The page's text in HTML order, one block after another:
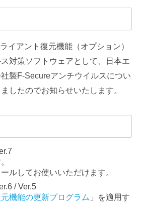
イアント復元機能（オプション）
対策ソフトウェアとして、日本エ
製F-Secureアンチウイルスについ
したのでお知らせいたします。
ルしてお使いいただけます。
/ Ver.5
機能の更新プログラム 」を適用す